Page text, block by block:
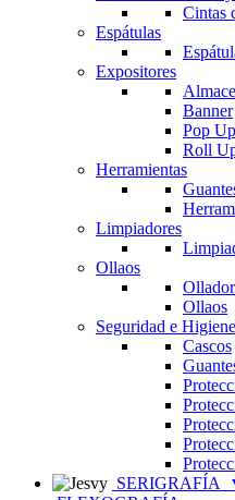
Cintas
Espátulas
Expositores
Banner
Pop
Roll
Herramientas
Limpiadores
Ollaos
Ollaos
Seguridad e Higiene
Cascos
SERIGRAFÍA